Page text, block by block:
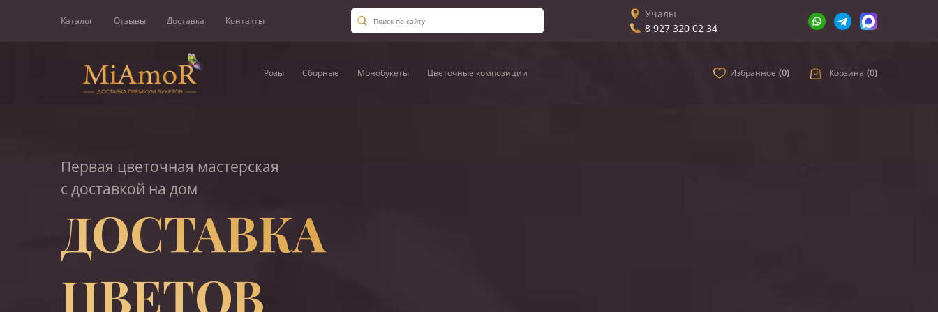
Каталог Отзывы Доставка Контакты
Учалы
8 927 320 02 34
Розы Сборные Монобукеты Цветочные композиции Избранное (0) Корзина (0)
Первая цветочная мастерская
с доставкой на дом
ДОСТАВКА
ЦВЕТОВ